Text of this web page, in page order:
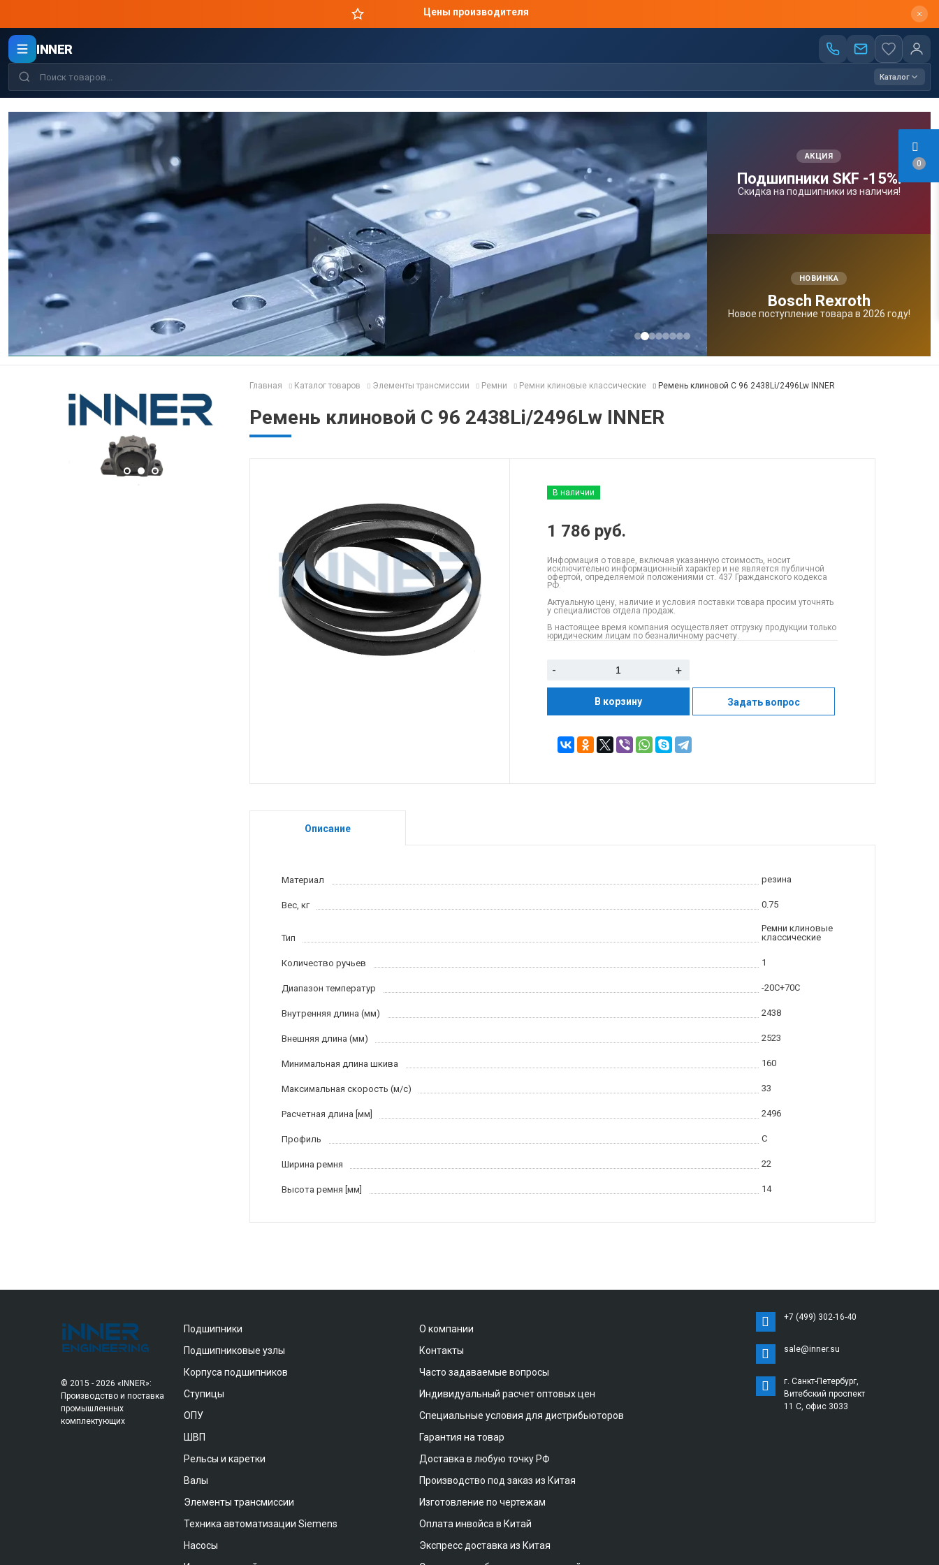
0
Цены производителя
INNER
Каталог
АКЦИЯ
Подшипники SKF -15%!
Скидка на подшипники из наличия!
НОВИНКА
Bosсh Rexroth
Новое поступление товара в 2026 году!
Главная Каталог товаров Элементы трансмиссии Ремни Ремни клиновые классические Ремень клиновой C 96 2438Li/2496Lw INNER
Ремень клиновой C 96 2438Li/2496Lw INNER
В наличии
1 786 руб.
Информация о товаре, включая указанную стоимость, носит
исключительно информационный характер и не является публичной
офертой, определяемой положениями ст. 437 Гражданского кодекса
РФ.
Актуальную цену, наличие и условия поставки товара просим уточнять
у специалистов отдела продаж.
В настоящее время компания осуществляет отгрузку продукции только
юридическим лицам по безналичному расчету.
- +
В корзину Задать вопрос
Описание
Материал резина
Вес, кг 0.75
Тип
Ремни клиновые
классические
Количество ручьев 1
Диапазон температур -20С+70С
Внутренняя длина (мм) 2438
Внешняя длина (мм) 2523
Минимальная длина шкива 160
Максимальная скорость (м/c) 33
Расчетная длина [мм] 2496
Профиль C
Ширина ремня 22
Высота ремня [мм] 14
© 2015 - 2026 «INNER»:
Производство и поставка
промышленных
комплектующих
Подшипники
Подшипниковые узлы
Корпуса подшипников
Ступицы
ОПУ
ШВП
Рельсы и каретки
Валы
Элементы трансмиссии
Техника автоматизации Siemens
Насосы
О компании
Контакты
Часто задаваемые вопросы
Индивидуальный расчет оптовых цен
Специальные условия для дистрибьюторов
Гарантия на товар
Доставка в любую точку РФ
Производство под заказ из Китая
Изготовление по чертежам
Оплата инвойса в Китай
Экспресс доставка из Китая
+7 (499) 302-16-40
sale@inner.su
г. Санкт-Петербург,
Витебский проспект
11 С, офис 3033